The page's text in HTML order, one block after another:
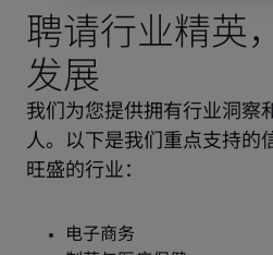
聘请行业精英
发展
我们为您提供拥有行业洞察
人。以下是我们重点支持的
旺盛的行业：